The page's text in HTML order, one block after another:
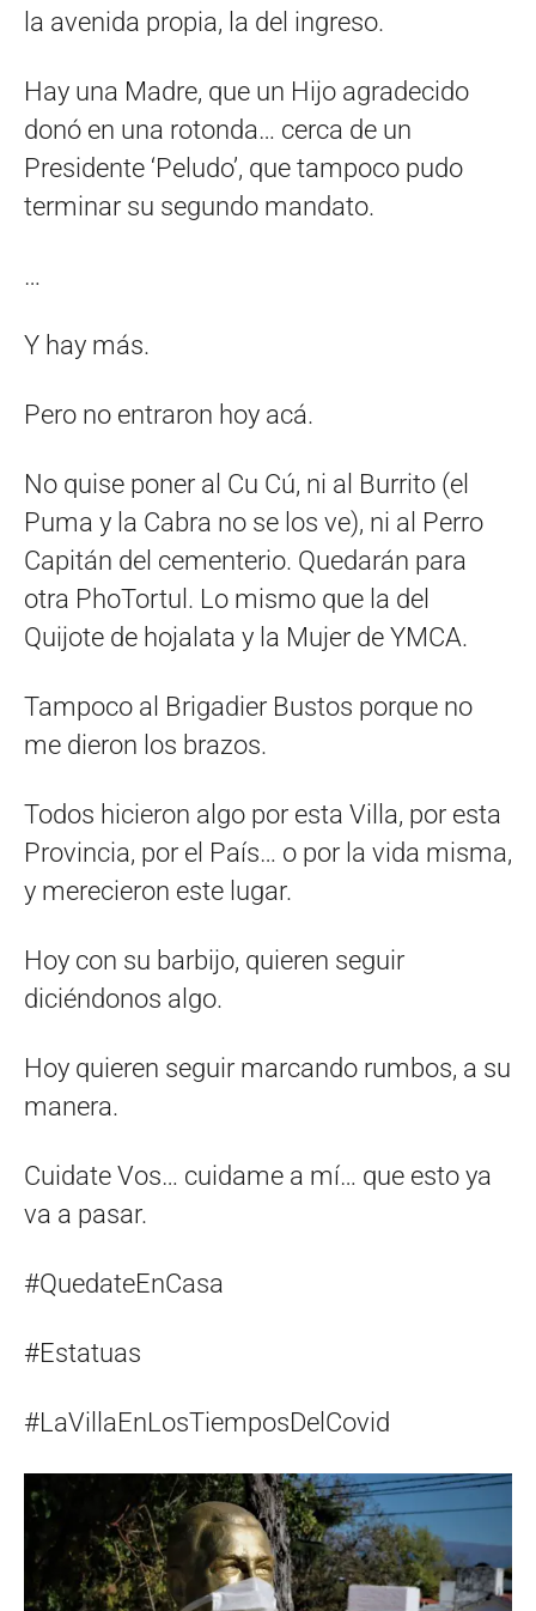
la avenida propia, la del ingreso.
Hay una Madre, que un Hijo agradecido
donó en una rotonda… cerca de un
Presidente ‘Peludo’, que tampoco pudo
terminar su segundo mandato.
…
Y hay más.
Pero no entraron hoy acá.
No quise poner al Cu Cú, ni al Burrito (el
Puma y la Cabra no se los ve), ni al Perro
Capitán del cementerio. Quedarán para
otra PhoTortul. Lo mismo que la del
Quijote de hojalata y la Mujer de YMCA.
Tampoco al Brigadier Bustos porque no
me dieron los brazos.
Todos hicieron algo por esta Villa, por esta
Provincia, por el País… o por la vida misma,
y merecieron este lugar.
Hoy con su barbijo, quieren seguir
diciéndonos algo.
Hoy quieren seguir marcando rumbos, a su
manera.
Cuidate Vos… cuidame a mí… que esto ya
va a pasar.
#QuedateEnCasa
#Estatuas
#LaVillaEnLosTiemposDelCovid